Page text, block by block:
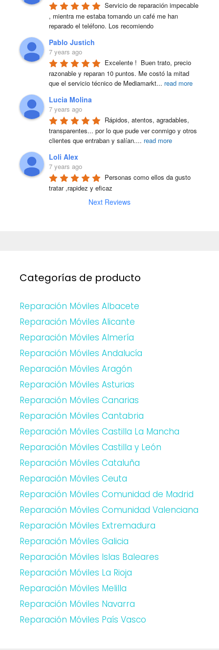
Servicio de reparación impecable
, mientra me estaba tomando un café me han
reparado el teléfono. Los recomiendo
Pablo Justich
7 years ago
Excelente !  Buen trato, precio
razonable y reparan 10 puntos. Me costó la mitad
que el servicio técnico de Mediamarkt... read more
Lucia Molina
7 years ago
Rápidos, atentos, agradables,
transparentes... por lo que pude ver conmigo y otros
clientes que entraban y salían.... read more
Loli Alex
7 years ago
Personas como ellos da gusto
tratar ,rapidez y eficaz
Next Reviews
Categorías de producto
Reparación Móviles Albacete
Reparación Móviles Alicante
Reparación Móviles Almería
Reparación Móviles Andalucía
Reparación Móviles Aragón
Reparación Móviles Asturias
Reparación Móviles Canarias
Reparación Móviles Cantabria
Reparación Móviles Castilla La Mancha
Reparación Móviles Castilla y León
Reparación Móviles Cataluña
Reparación Móviles Ceuta
Reparación Móviles Comunidad de Madrid
Reparación Móviles Comunidad Valenciana
Reparación Móviles Extremadura
Reparación Móviles Galicia
Reparación Móviles Islas Baleares
Reparación Móviles La Rioja
Reparación Móviles Melilla
Reparación Móviles Navarra
Reparación Móviles País Vasco